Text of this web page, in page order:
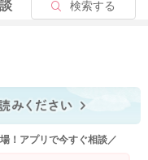
検索する
！アプリで今すぐ相談／